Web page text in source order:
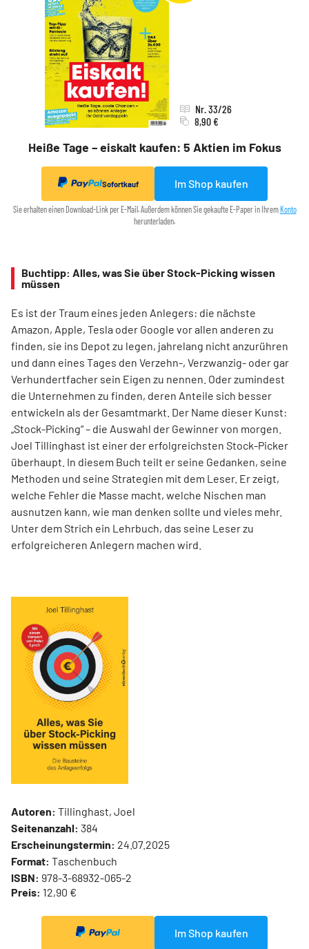
Heiße Tage – eiskalt kaufen: 5 Aktien im Fokus
Nr. 33/26
8,90 €
Sofortkauf Im Shop kaufen
Sie erhalten einen Download-Link per E-Mail. Außerdem können Sie gekaufte E-Paper in Ihrem Konto
herunterladen.
Buchtipp: Alles, was Sie über Stock-Picking wissen
müssen
Es ist der Traum eines jeden Anlegers: die nächste
Amazon, Apple, Tesla oder Google vor allen anderen zu
finden, sie ins Depot zu legen, jahrelang nicht anzurühren
und dann eines Tages den Verzehn-, Verzwanzig- oder gar
Verhundertfacher sein Eigen zu nennen. Oder zumindest
die Unternehmen zu finden, deren Anteile sich besser
entwickeln als der Gesamtmarkt. Der Name dieser Kunst:
„Stock-Picking“ – die Auswahl der Gewinner von morgen.
Joel Tillinghast ist einer der erfolgreichsten Stock-Picker
überhaupt. In diesem Buch teilt er seine Gedanken, seine
Methoden und seine Strategien mit dem Leser. Er zeigt,
welche Fehler die Masse macht, welche Nischen man
ausnutzen kann, wie man denken sollte und vieles mehr.
Unter dem Strich ein Lehrbuch, das seine Leser zu
erfolgreicheren Anlegern machen wird.
Autoren: Tillinghast, Joel
Seitenanzahl: 384
Erscheinungstermin: 24.07.2025
Format: Taschenbuch
ISBN: 978-3-68932-065-2
Preis: 12,90 €
Im Shop kaufen